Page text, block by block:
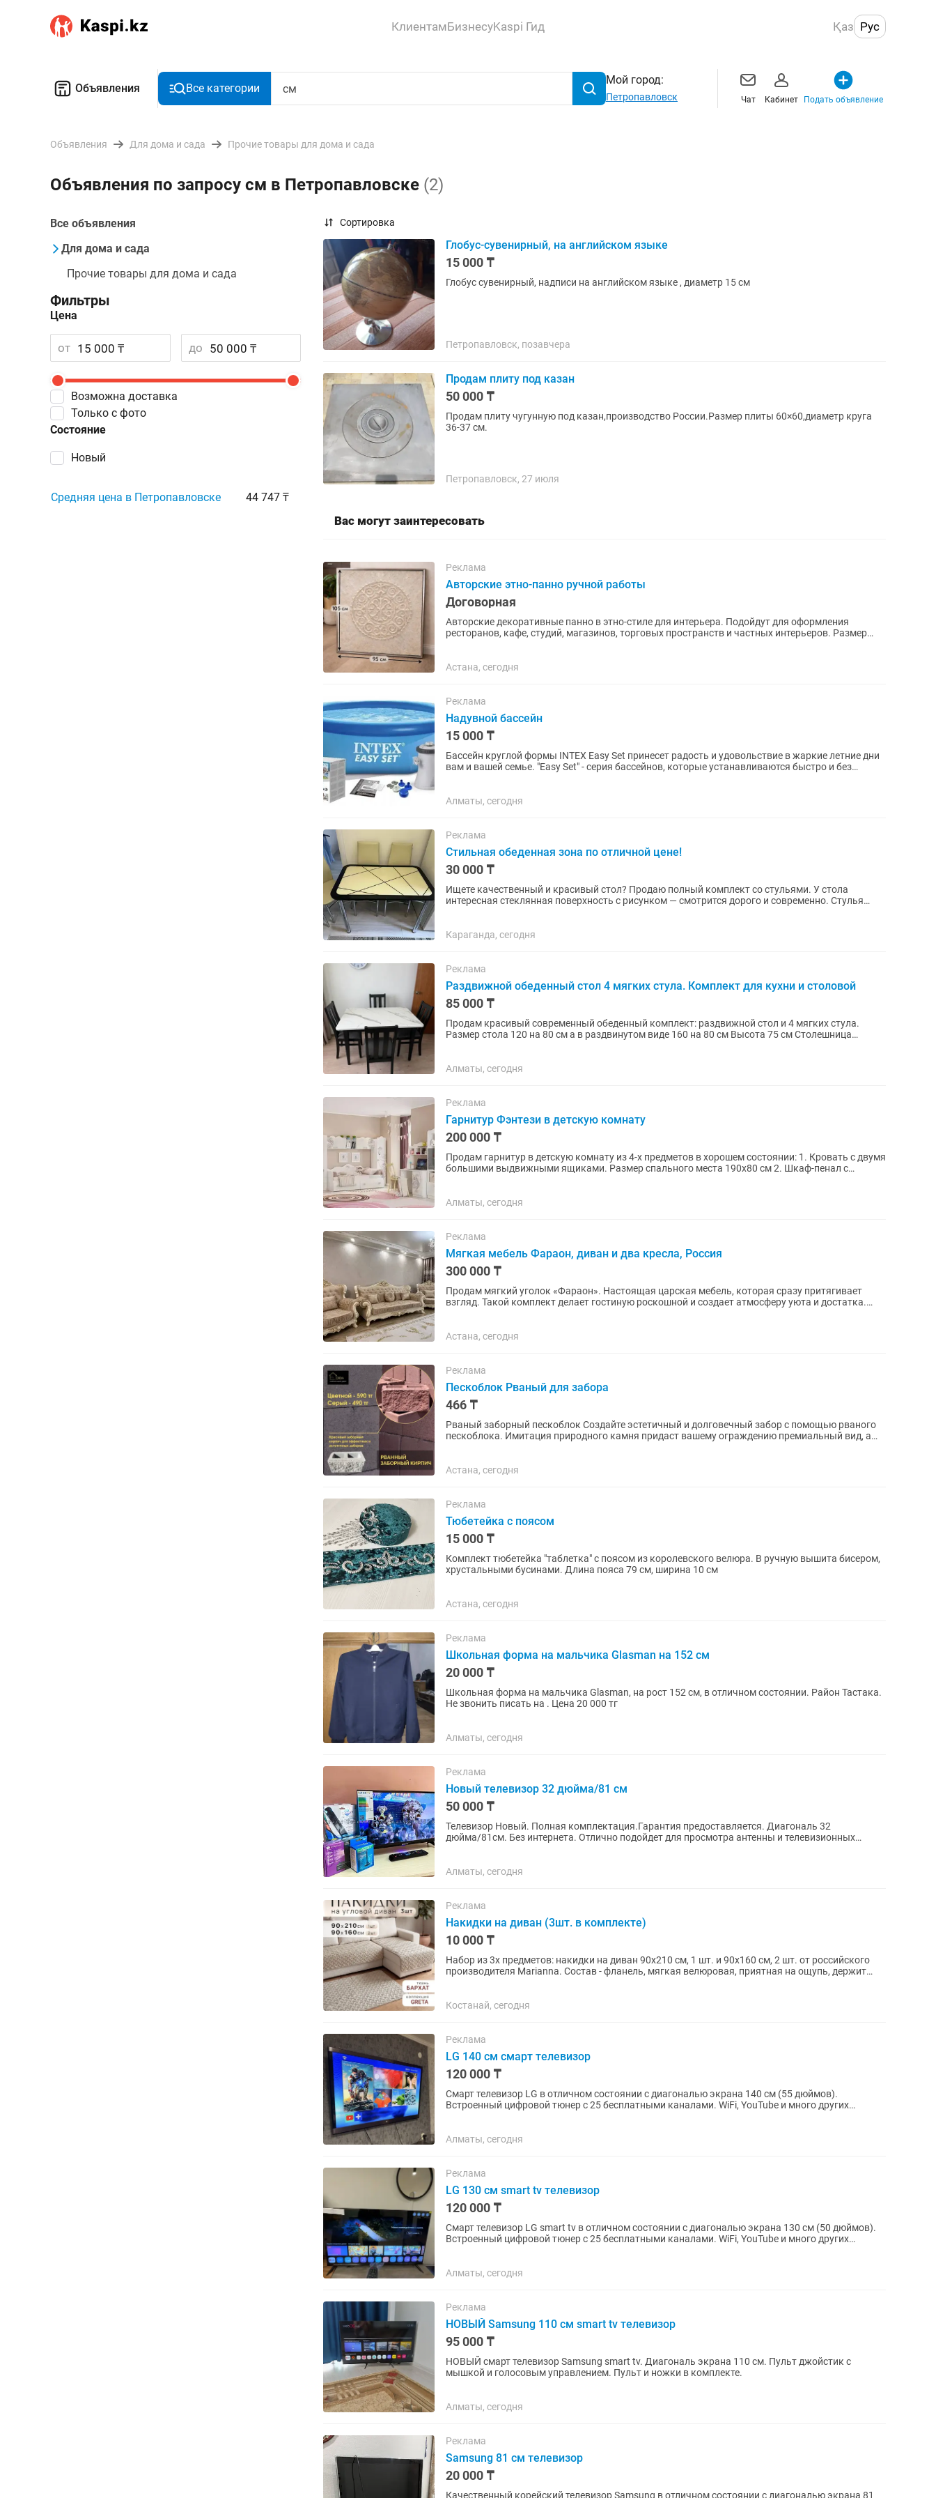
КлиентамБизнесуKaspi Гид Қаз Рус
Объявления Все категории
Мой город:
Петропавловск Чат Кабинет Подать объявление
Объявления Для дома и сада Прочие товары для дома и сада
Объявления по запросу см в Петропавловске (2)
Все объявления
Для дома и сада
Прочие товары для дома и сада
Фильтры
Цена
от до
Возможна доставка
Состояние
Новый
Только с фото
Средняя цена в Петропавловске 44 747 ₸
Сортировка
Глобус-сувенирный, на английском языке
15 000 ₸
Глобус сувенирный, надписи на английском языке , диаметр 15 см
Петропавловск, позавчера
Продам плиту под казан
50 000 ₸
Продам плиту чугунную под казан,производство России.Размер плиты 60×60,диаметр круга
36-37 см.
Петропавловск, 27 июля
Вас могут заинтересовать
Реклама
Авторские этно-панно ручной работы
Договорная
Авторские декоративные панно в этно-стиле для интерьера. Подойдут для оформления
ресторанов, кафе, студий, магазинов, торговых пространств и частных интерьеров. Размер
Астана, сегодня
Реклама
Надувной бассейн
15 000 ₸
Бассейн круглой формы INTEX Easy Set принесет радость и удовольствие в жаркие летние дни
вам и вашей семье. "Easy Set" - серия бассейнов, которые устанавливаются быстро и без
Алматы, сегодня
Реклама
Стильная обеденная зона по отличной цене!
30 000 ₸
Ищете качественный и красивый стол? Продаю полный комплект со стульями. У стола
интересная стеклянная поверхность с рисунком — смотрится дорого и современно. Стулья
Караганда, сегодня
Реклама
Раздвижной обеденный стол 4 мягких стула. Комплект для кухни и столовой
85 000 ₸
Продам красивый современный обеденный комплект: раздвижной стол и 4 мягких стула.
Размер стола 120 на 80 см а в раздвинутом виде 160 на 80 см Высота 75 см Столешница
Алматы, сегодня
Реклама
Гарнитур Фэнтези в детскую комнату
200 000 ₸
Продам гарнитур в детскую комнату из 4-х предметов в хорошем состоянии: 1. Кровать с двумя
большими выдвижными ящиками. Размер спального места 190х80 см 2. Шкаф-пенал с
Алматы, сегодня
Реклама
Мягкая мебель Фараон, диван и два кресла, Россия
300 000 ₸
Продам мягкий уголок «Фараон». Настоящая царская мебель, которая сразу притягивает
взгляд. Такой комплект делает гостиную роскошной и создает атмосферу уюта и достатка.
Астана, сегодня
Реклама
Пескоблок Рваный для забора
466 ₸
Рваный заборный пескоблок Создайте эстетичный и долговечный забор с помощью рваного
пескоблока. Имитация природного камня придаст вашему ограждению премиальный вид, а
Астана, сегодня
Реклама
Тюбетейка с поясом
15 000 ₸
Комплект тюбетейка "таблетка" с поясом из королевского велюра. В ручную вышита бисером,
хрустальными бусинами. Длина пояса 79 см, ширина 10 см
Астана, сегодня
Реклама
Школьная форма на мальчика Glasman на 152 см
20 000 ₸
Школьная форма на мальчика Glasman, на рост 152 см, в отличном состоянии. Район Тастака.
Не звонить писать на . Цена 20 000 тг
Алматы, сегодня
Реклама
Новый телевизор 32 дюйма/81 см
50 000 ₸
Телевизор Новый. Полная комплектация.Гарантия предоставляется. Диагональ 32
дюйма/81см. Без интернета. Отлично подойдет для просмотра антенны и телевизионных
Алматы, сегодня
Реклама
Накидки на диван (3шт. в комплекте)
10 000 ₸
Набор из 3х предметов: накидки на диван 90х210 см, 1 шт. и 90х160 см, 2 шт. от российского
производителя Marianna. Состав - фланель, мягкая велюровая, приятная на ощупь, держит
Костанай, сегодня
Реклама
LG 140 см смарт телевизор
120 000 ₸
Смарт телевизор LG в отличном состоянии с диагональю экрана 140 см (55 дюймов).
Встроенный цифровой тюнер с 25 бесплатными каналами. WiFi, YouTube и много других
Алматы, сегодня
Реклама
LG 130 см smart tv телевизор
120 000 ₸
Смарт телевизор LG smart tv в отличном состоянии с диагональю экрана 130 см (50 дюймов).
Встроенный цифровой тюнер с 25 бесплатными каналами. WiFi, YouTube и много других
Алматы, сегодня
Реклама
НОВЫЙ Samsung 110 см smart tv телевизор
95 000 ₸
НОВЫЙ смарт телевизор Samsung smart tv. Диагональ экрана 110 см. Пульт джойстик с
мышкой и голосовым управлением. Пульт и ножки в комплекте.
Алматы, сегодня
Реклама
Samsung 81 см телевизор
20 000 ₸
Качественный корейский телевизор Samsung в отличном состоянии с диагональю экрана 81